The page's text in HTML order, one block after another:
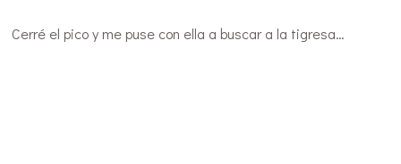
Cerré el pico y me puse con ella a buscar a la tigresa…